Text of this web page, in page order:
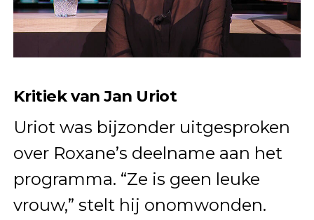
Kritiek van Jan Uriot
Uriot was bijzonder uitgesproken
over Roxane’s deelname aan het
programma. “Ze is geen leuke
vrouw,” stelt hij onomwonden.